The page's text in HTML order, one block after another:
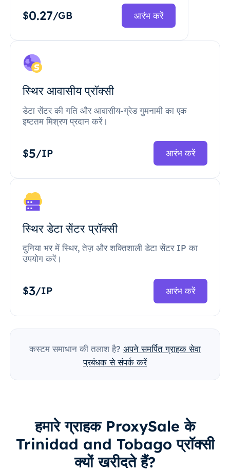
$0.27/GB आरंभ करें
स्थिर आवासीय प्रॉक्सी
डेटा सेंटर की गति और आवासीय-ग्रेड गुमनामी का एक
इष्टतम मिश्रण प्रदान करें।
$5/IP आरंभ करें
स्थिर डेटा सेंटर प्रॉक्सी
दुनिया भर में स्थिर, तेज़ और शक्तिशाली डेटा सेंटर IP का
उपयोग करें।
$3/IP आरंभ करें
कस्टम समाधान की तलाश है? अपने समर्पित ग्राहक सेवा
प्रबंधक से संपर्क करें
हमारे ग्राहक ProxySale के
Trinidad and Tobago प्रॉक्सी
क्यों खरीदते हैं?